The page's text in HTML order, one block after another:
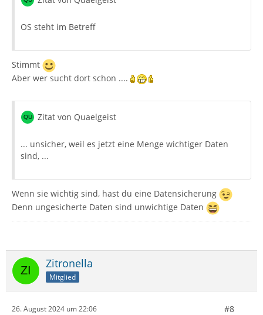
OS steht im Betreff
Stimmt
Aber wer sucht dort schon ....
Zitat von Quaelgeist
... unsicher, weil es jetzt eine Menge wichtiger Daten
sind, ...
Wenn sie wichtig sind, hast du eine Datensicherung
Denn ungesicherte Daten sind unwichtige Daten
Zitronella
Mitglied
26. August 2024 um 22:06 #8